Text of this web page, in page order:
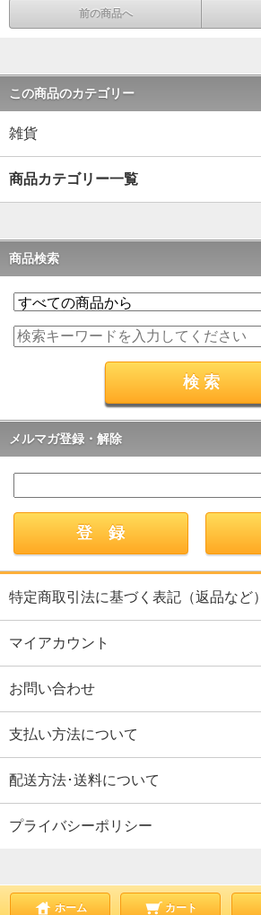
前の商品へ
この商品のカテゴリー
雑貨
商品カテゴリー一覧
商品検索
メルマガ登録・解除
特定商取引法に基づく表記（返品など）
マイアカウント
お問い合わせ
支払い方法について
配送方法･送料について
プライバシーポリシー
ホーム カート